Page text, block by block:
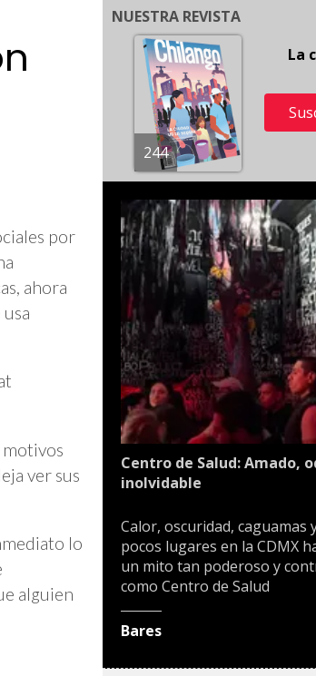
por
ahora
motivos
ver sus
lo
alguien
NUESTRA REVISTA
244
La
Centro de Salud: Amado,
inolvidable
Calor, oscuridad, caguamas
pocos lugares en la CDMX
un mito tan poderoso y
como Centro de Salud
Bares